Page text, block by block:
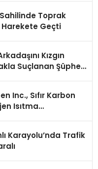
Toprak
Harekete Geçti
Kızgın
Suçlanan Şüpheli
Inc., Sıfır Karbon
Isıtma
Karayolu’nda Trafik